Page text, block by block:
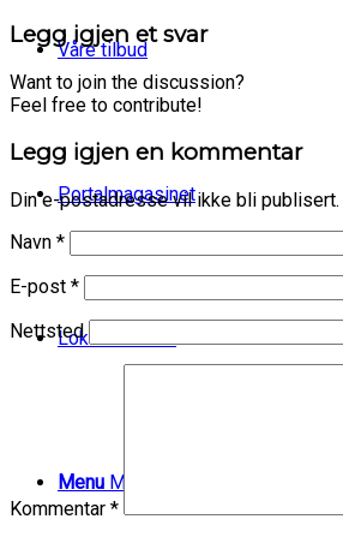
Våre tilbud
Portalmagasinet
Lokaler til leie
Menu Menu
Legg igjen et svar
Want to join the discussion?
Feel free to contribute!
Legg igjen en kommentar
Din e-postadresse vil ikke bli publisert.
Navn *
E-post *
Nettsted
Kommentar *